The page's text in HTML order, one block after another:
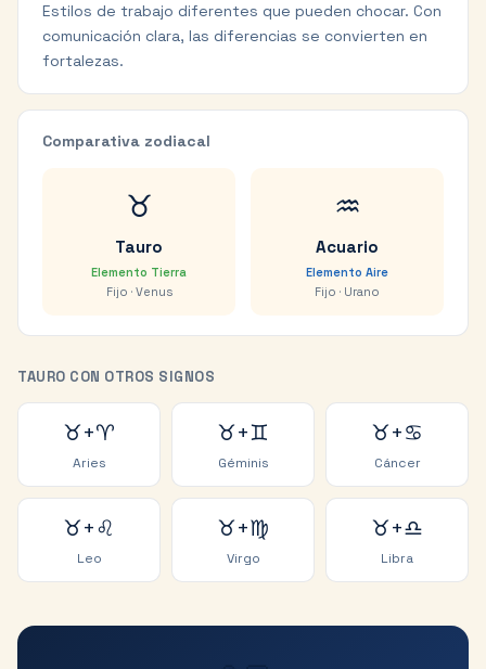
Estilos de trabajo diferentes que pueden chocar. Con
comunicación clara, las diferencias se convierten en
fortalezas.
Comparativa zodiacal
♉
Tauro
Elemento Tierra
Fijo · Venus
♒
Acuario
Elemento Aire
Fijo · Urano
TAURO CON OTROS SIGNOS
♉+♈
Aries
♉+♊
Géminis
♉+♋
Cáncer
♉+♌
Leo
♉+♍
Virgo
♉+♎
Libra